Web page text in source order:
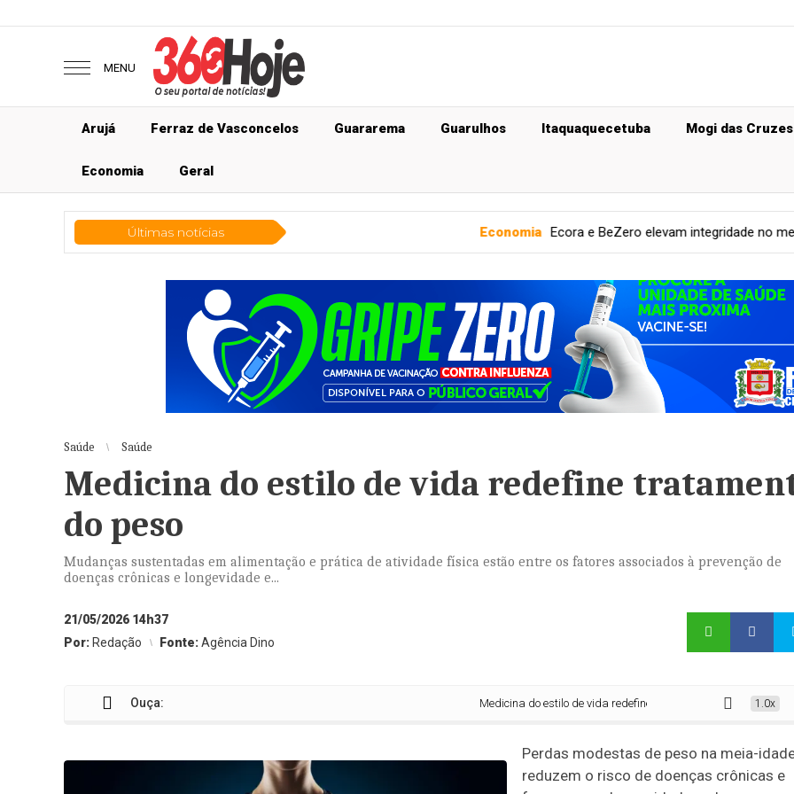
MENU
Arujá Ferraz de Vasconcelos Guararema Guarulhos Itaquaquecetuba Mogi das Cruzes
Economia Geral
Últimas notícias Ecora e BeZero elevam integridade no mercado de carbono
Saúde Saúde
Medicina do estilo de vida redefine
do peso
Mudanças sustentadas em alimentação e prática de atividade física estão entre os fatores associados à prevenção de
doenças crônicas e longevidade e...
21/05/2026 14h37
Por: Redação Fonte:Agência Dino
Ouça: Medicina do estilo de vida redefine tratamento do peso 1.0x
Perdas modestas de peso na meia-
reduzem o risco de doenças crônicas e